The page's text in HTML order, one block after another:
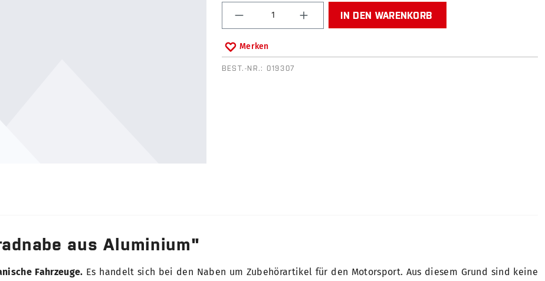
Produkt Anzahl: Gib den gewünschten Wert ein
IN DEN WARENKORB
Merken
BEST.-NR.: 019307
aus Aluminium"
Fahrzeuge. Es handelt sich bei den Naben um Zubehörartikel für den Motorsport. Aus diesem Grund sind keine